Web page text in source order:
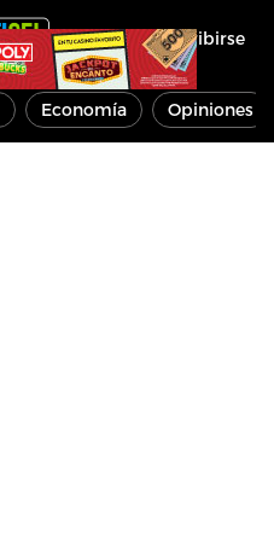
Inscribirse
Economía Opiniones